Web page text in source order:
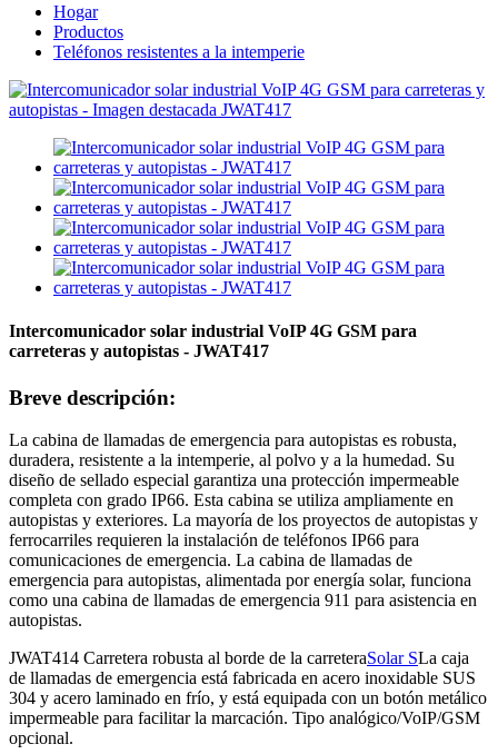
Hogar
Productos
Teléfonos resistentes a la intemperie
Intercomunicador solar industrial VoIP 4G GSM para
carreteras y autopistas - JWAT417
Breve descripción:
La cabina de llamadas de emergencia para autopistas es robusta,
duradera, resistente a la intemperie, al polvo y a la humedad. Su
diseño de sellado especial garantiza una protección impermeable
completa con grado IP66. Esta cabina se utiliza ampliamente en
autopistas y exteriores. La mayoría de los proyectos de autopistas y
ferrocarriles requieren la instalación de teléfonos IP66 para
comunicaciones de emergencia. La cabina de llamadas de
emergencia para autopistas, alimentada por energía solar, funciona
como una cabina de llamadas de emergencia 911 para asistencia en
autopistas.
JWAT414 Carretera robusta al borde de la carreteraSolar SLa caja
de llamadas de emergencia está fabricada en acero inoxidable SUS
304 y acero laminado en frío, y está equipada con un botón metálico
impermeable para facilitar la marcación. Tipo analógico/VoIP/GSM
opcional.